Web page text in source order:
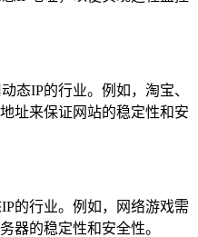
态IP的行业。例如，淘宝、
址来保证网站的稳定性和安
的行业。例如，网络游戏需
器的稳定性和安全性。